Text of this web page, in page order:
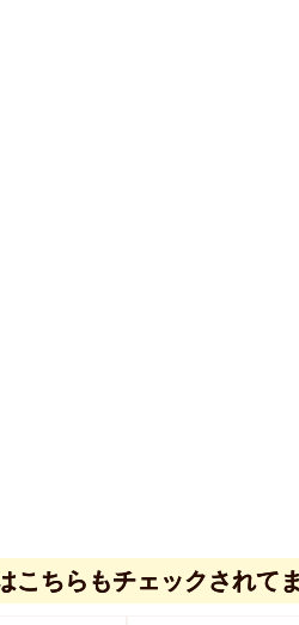
こちらもチェックされて